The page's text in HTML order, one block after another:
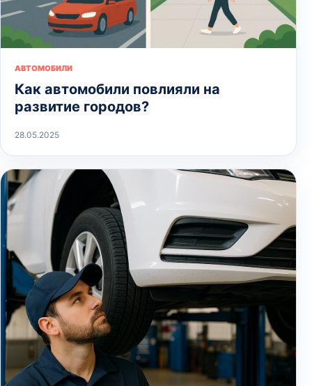
АВТОМОБИЛИ
Как автомобили повлияли на
развитие городов?
28.05.2025